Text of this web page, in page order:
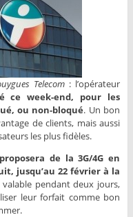
Telecom : l’opérateur
ce week-end, pour les
ou non-bloqué. Un bon
de clients, mais aussi
les plus fidèles.
de la 3G/4G en
jusqu’au 22 février à la
pendant deux jours,
leur forfait comme bon